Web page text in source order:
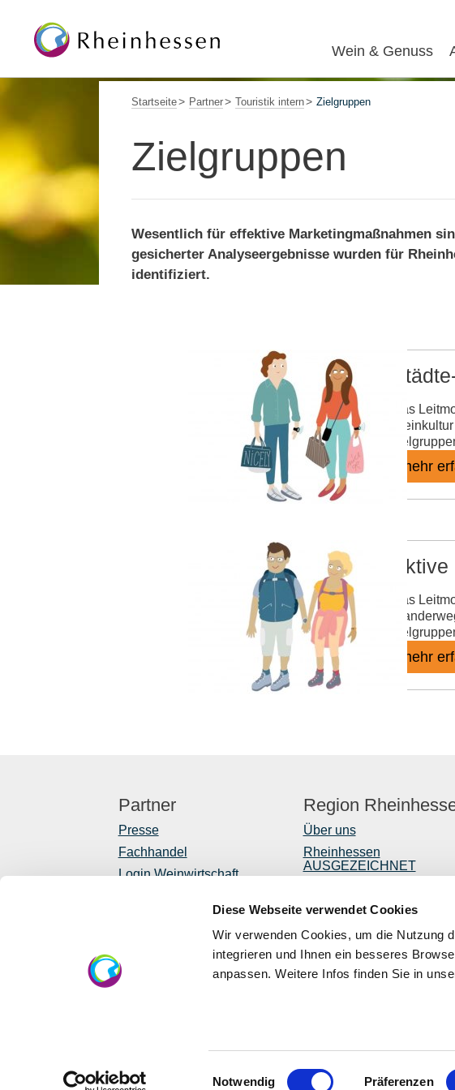
Diese Webseite verwendet Cookies
Wir verwenden Cookies, um die Nutzung
integrieren und Ihnen ein besseres
anpassen. Weitere Infos finden Sie in
Einwilligungsauswahl
Notwendig Präferenzen
Wein & Genuss
Startseite Partner Touristik intern Zielgruppen
Zielgruppen
Wesentlich für effektive Marketingmaßnahmen
gesicherter Analyseergebnisse wurden für
identifiziert.
Das
mehr
Das
mehr
Partner
Presse
Fachhandel
Login Weinwirtschaft
Mediendatenbank
Region
Über uns
Rheinhessen
AUSGEZEICHNET
Shop
Newsletter
Regionalentwicklung